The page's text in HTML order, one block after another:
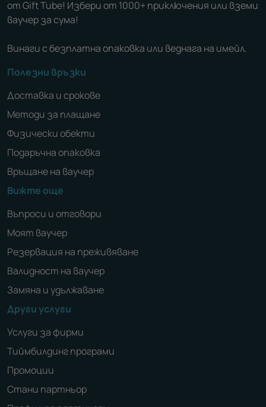
от Gift Tube! Избери от 1000+ приключения или вземи
ваучер за сума!
Винаги с безплатна опаковка или веднага на имейл.
Полезни връзки
Доставка и срокове
Методи за плащане
Физически обекти
Подаръчна опаковка
Връщане на ваучер
Вижте още
Въпроси и отговори
Моят ваучер
Резервация на преживяване
Валидност на ваучер
Замяна и удължаване
Други услуги
Услуги за фирми
Тиймбилдинг програми
Промоции
Стани партньор